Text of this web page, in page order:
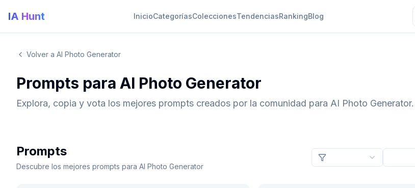
IA Hunt InicioCategoríasColeccionesTendenciasRankingBlog
Volver a AI Photo Generator
Prompts para AI Photo Generator
Explora, copia y vota los mejores prompts creados por la comunidad para AI Photo Generator.
Prompts
Descubre los mejores prompts para AI Photo Generator